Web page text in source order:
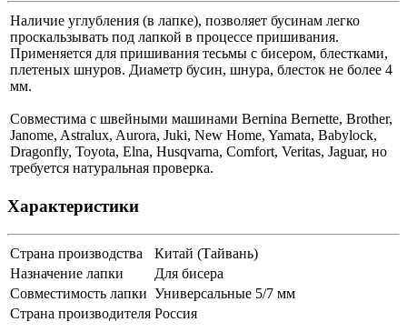
Наличие углубления (в лапке), позволяет бусинам легко
проскальзывать под лапкой в процессе пришивания.
Применяется для пришивания тесьмы с бисером, блестками,
плетеных шнуров. Диаметр бусин, шнура, блесток не более 4
мм.
Совместима с швейными машинами Bernina Bernette, Brother,
Janome, Astralux, Aurora, Juki, New Home, Yamata, Babylock,
Dragonfly, Toyota, Elna, Husqvarna, Comfort, Veritas, Jaguar, но
требуется натуральная проверка.
Характеристики
Страна производства
Китай (Тайвань)
Назначение лапки
Для бисера
Совместимость лапки Универсальные 5/7 мм
Страна производителя Россия